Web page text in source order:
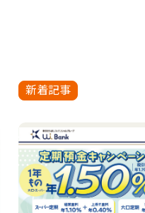
新着記事